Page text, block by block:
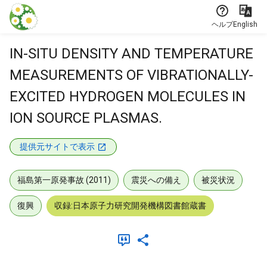
本文に飛ぶ
ヘルプEnglish
IN-SITU DENSITY AND TEMPERATURE
MEASUREMENTS OF VIBRATIONALLY-
EXCITED HYDROGEN MOLECULES IN
ION SOURCE PLASMAS.
提供元サイトで表示
福島第一原発事故 (2011) 震災への備え 被災状況
復興 収録:日本原子力研究開発機構図書館蔵書